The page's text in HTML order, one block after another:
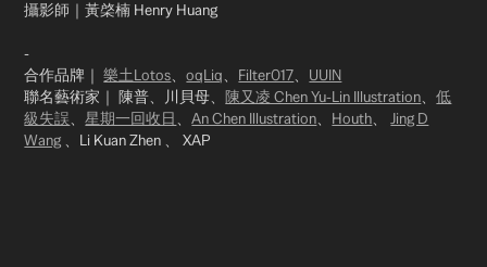
攝影師｜黃棨楠 Henry Huang​
-​
合作品牌｜樂土Lotos、oqLiq、 Filter017、 UUIN
聯名藝術家｜ 陳普、川貝母、 陳又凌 Chen Yu-Lin Illustration、低
級失誤、星期一回收日、An Chen Illustration、 Houth、Jing D
Wang 、Li Kuan Zhen 、 XAP